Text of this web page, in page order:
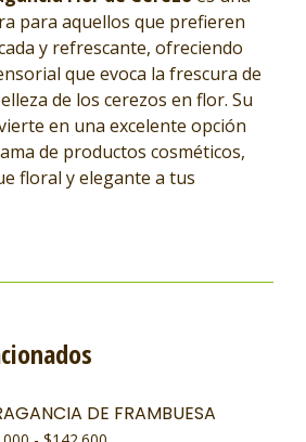
para aquellos que prefieren
y refrescante, ofreciendo
que evoca la frescura de
de los cerezos en flor. Su
en una excelente opción
de productos cosméticos,
floral y elegante a tus
DE FRAMBUESA